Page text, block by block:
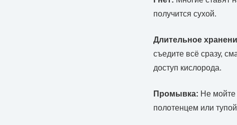
получится сухой.
Длительное
съедите всё сразу,
доступ кислорода.
Промывка: Не
полотенцем или